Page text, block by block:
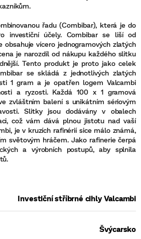
řadu (Combibar), která je do
investiční účely. Combibar se liší od
obsahuje vícero jednogramových zlatých
je narozdíl od nákupu každého slitku
Tento produkt je proto jako celek
se skládá z jednotlivých zlatých
1 gram a je opatřen logem Valcambi
a ryzosti. Každá 100 x 1 gramová
zvláštním balení s unikátním sériovým
Slitky jsou dodávány v obalech
což vám dává plnou jistotu nad vaší
je v kruzích rafinérií sice málo známá,
světovým hráčem. Jako rafinerie čerpá
a výrobních postupů, aby splnila
Investiční stříbrné cihly Valcambi
Švýcarsko